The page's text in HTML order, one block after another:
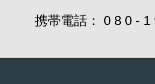
携帯電話： 0 8 0 - 1